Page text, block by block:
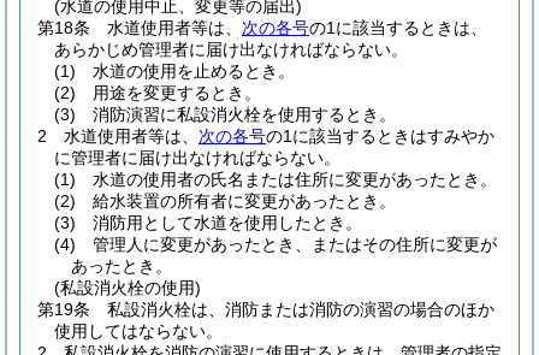
(水道の使用中止、変更等の届出)
第18条
水道使用者等は、 次の各号の1に該当するときは、
あらかじめ管理者に届け出なければならない。
(1)
水道の使用を止めるとき。
(2)
用途を変更するとき。
(3)
消防演習に私設消火栓を使用するとき。
2
水道使用者等は、 次の各号の1に該当するときはすみやか
に管理者に届け出なければならない。
(1)
水道の使用者の氏名または住所に変更があったとき。
(2)
給水装置の所有者に変更があったとき。
(3)
消防用として水道を使用したとき。
(4)
管理人に変更があったとき、またはその住所に変更が
あったとき。
(私設消火栓の使用)
第19条
私設消火栓は、消防または消防の演習の場合のほか
使用してはならない。